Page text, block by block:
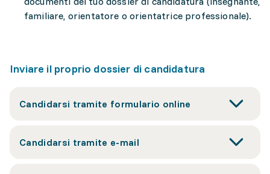
familiare, orientatore o orientatrice professionale).
Inviare il proprio dossier di candidatura
Candidarsi tramite formulario online
Candidarsi tramite e-mail